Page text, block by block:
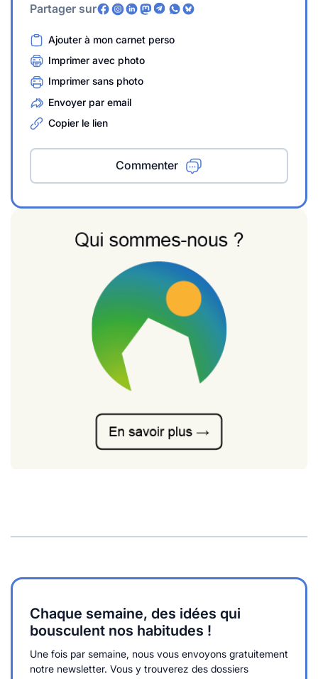
Partager sur
Ajouter à mon carnet perso
Imprimer avec photo
Imprimer sans photo
Envoyer par email
Copier le lien
Commenter
Chaque semaine, des idées qui
bousculent nos habitudes !
Une fois par semaine, nous vous envoyons gratuitement
notre newsletter. Vous y trouverez des dossiers